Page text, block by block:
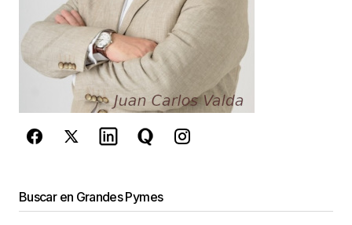
Este sitio esta protegido por
reCAPTCHA y la Política de
privacidady losTérminos del servicio
de Googlese aplican.
Buscar en Grandes Pymes